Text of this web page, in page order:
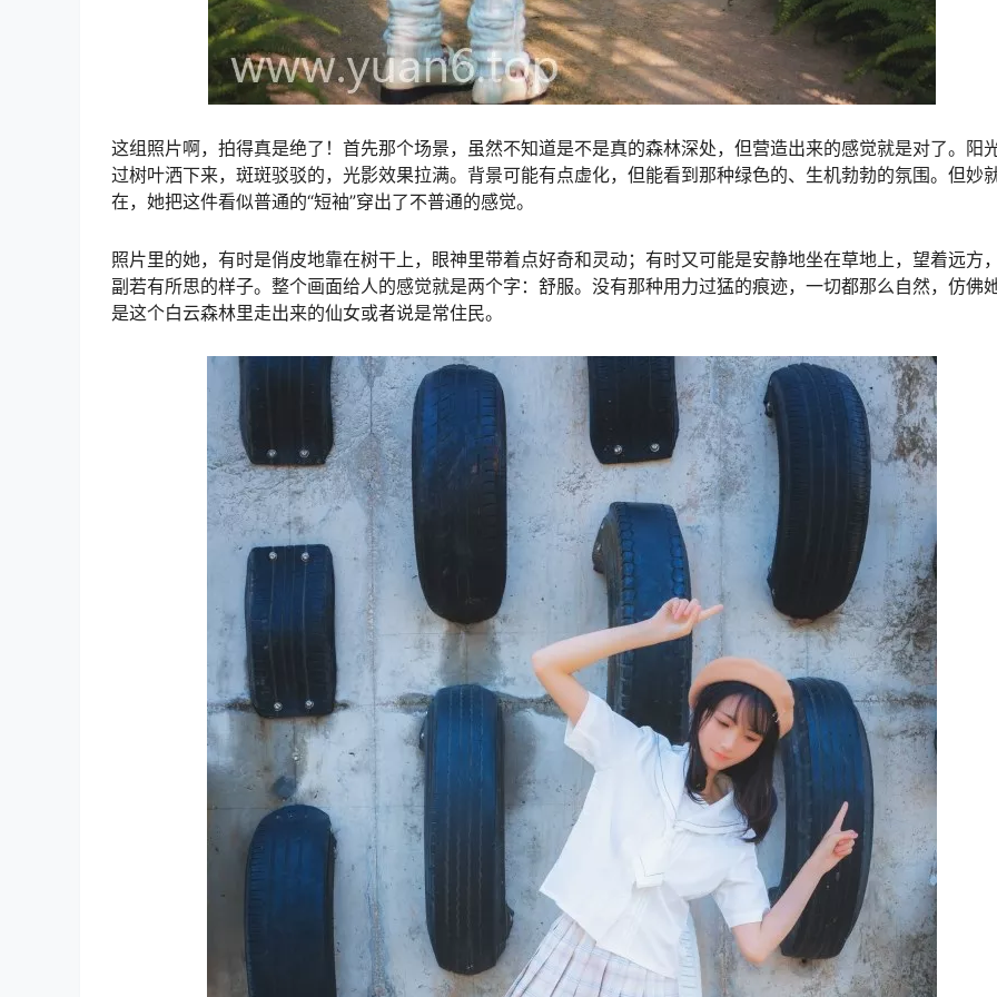
这组照片啊，拍得真是绝了！首先那个场景，虽然不知道是不是真的森林深处，但营造出来的感觉就是对了。阳
过树叶洒下来，斑斑驳驳的，光影效果拉满。背景可能有点虚化，但能看到那种绿色的、生机勃勃的氛围。但妙
在，她把这件看似普通的“短袖”穿出了不普通的感觉。
照片里的她，有时是俏皮地靠在树干上，眼神里带着点好奇和灵动；有时又可能是安静地坐在草地上，望着远方
副若有所思的样子。整个画面给人的感觉就是两个字：舒服。没有那种用力过猛的痕迹，一切都那么自然，仿佛
是这个白云森林里走出来的仙女或者说是常住民。